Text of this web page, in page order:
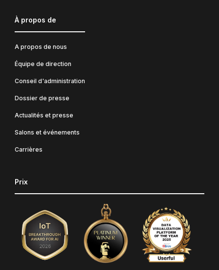
À propos de
A propos de nous
Équipe de direction
Conseil d'administration
Dossier de presse
Actualités et presse
Salons et événements
Carrières
Prix